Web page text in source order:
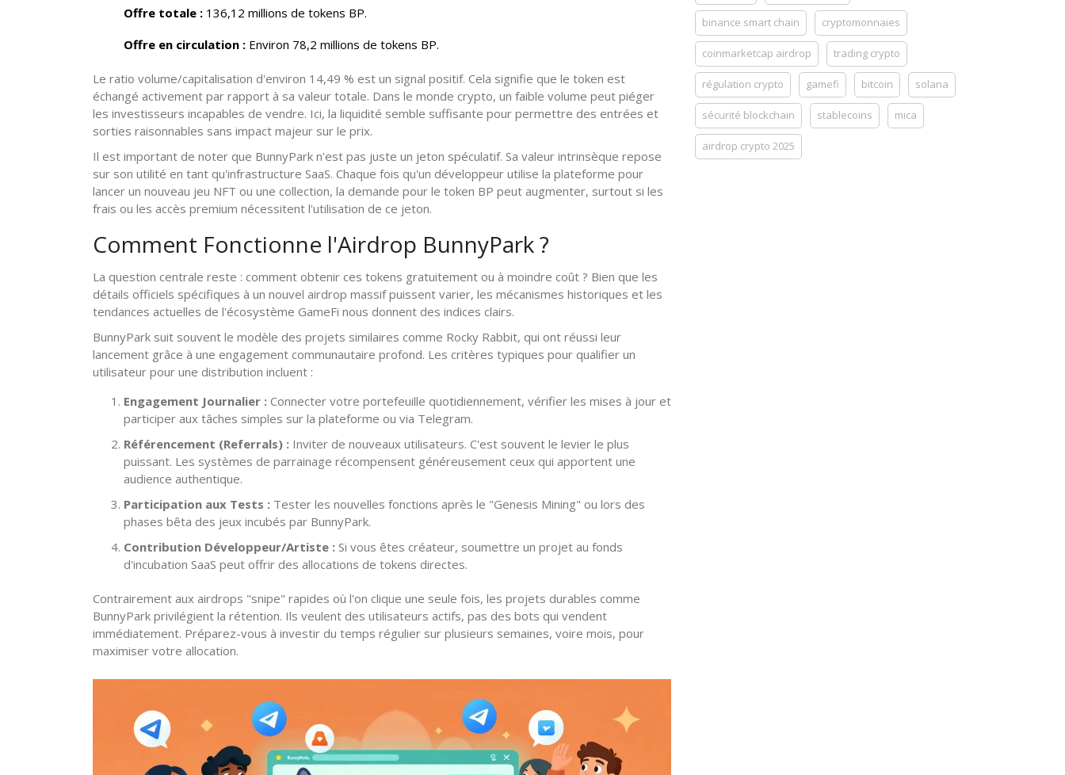
Offre totale : 136,12 millions de tokens BP.
Offre en circulation : Environ 78,2 millions de tokens BP.
Le ratio volume/capitalisation d'environ 14,49 % est un signal positif. Cela signifie que le token est
échangé activement par rapport à sa valeur totale. Dans le monde crypto, un faible volume peut piéger
les investisseurs incapables de vendre. Ici, la liquidité semble suffisante pour permettre des entrées et
sorties raisonnables sans impact majeur sur le prix.
Il est important de noter que BunnyPark n'est pas juste un jeton spéculatif. Sa valeur intrinsèque repose
sur son utilité en tant qu'infrastructure SaaS. Chaque fois qu'un développeur utilise la plateforme pour
lancer un nouveau jeu NFT ou une collection, la demande pour le token BP peut augmenter, surtout si les
frais ou les accès premium nécessitent l'utilisation de ce jeton.
Comment Fonctionne l'Airdrop BunnyPark ?
La question centrale reste : comment obtenir ces tokens gratuitement ou à moindre coût ? Bien que les
détails officiels spécifiques à un nouvel airdrop massif puissent varier, les mécanismes historiques et les
tendances actuelles de l'écosystème GameFi nous donnent des indices clairs.
BunnyPark suit souvent le modèle des projets similaires comme Rocky Rabbit, qui ont réussi leur
lancement grâce à une engagement communautaire profond. Les critères typiques pour qualifier un
utilisateur pour une distribution incluent :
Engagement Journalier : Connecter votre portefeuille quotidiennement, vérifier les mises à jour et
participer aux tâches simples sur la plateforme ou via Telegram.
Référencement (Referrals) : Inviter de nouveaux utilisateurs. C'est souvent le levier le plus
puissant. Les systèmes de parrainage récompensent généreusement ceux qui apportent une
audience authentique.
Participation aux Tests : Tester les nouvelles fonctions après le "Genesis Mining" ou lors des
phases bêta des jeux incubés par BunnyPark.
Contribution Développeur/Artiste : Si vous êtes créateur, soumettre un projet au fonds
d'incubation SaaS peut offrir des allocations de tokens directes.
Contrairement aux airdrops "snipe" rapides où l'on clique une seule fois, les projets durables comme
BunnyPark privilégient la rétention. Ils veulent des utilisateurs actifs, pas des bots qui vendent
immédiatement. Préparez-vous à investir du temps régulier sur plusieurs semaines, voire mois, pour
maximiser votre allocation.
binance smart chain cryptomonnaies
coinmarketcap airdrop trading crypto
régulation crypto gamefi bitcoin solana
sécurité blockchain stablecoins mica
airdrop crypto 2025